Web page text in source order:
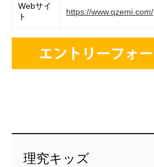
Webサイ
ト
https://www.qzemi.com/
理究キッズ